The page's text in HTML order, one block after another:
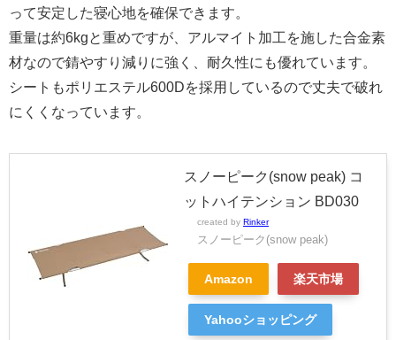
って安定した寝心地を確保できます。
重量は約6kgと重めですが、アルマイト加工を施した合金素
材なので錆やすり減りに強く、耐久性にも優れています。
シートもポリエステル600Dを採用しているので丈夫で破れ
にくくなっています。
スノーピーク(snow peak) コ
ットハイテンション BD030
created by Rinker
スノーピーク(snow peak)
Amazon 楽天市場
Yahooショッピング